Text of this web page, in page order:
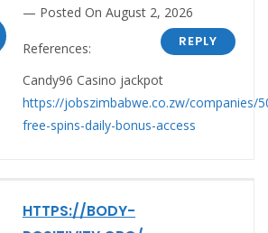
Posted On August 2, 2026
REPLY
References:
Candy96 Casino jackpot
https://jobszimbabwe.co.zw/companies/
free-spins-daily-bonus-access
HTTPS://BODY-